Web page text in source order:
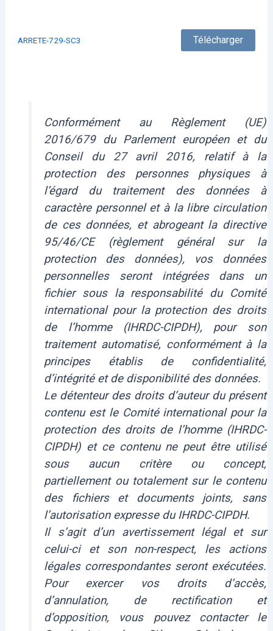
ARRETE-729-SC3 Télécharger
Conformément au Règlement (UE)
2016/679 du Parlement européen et du
Conseil du 27 avril 2016, relatif à la
protection des personnes physiques à
l’égard du traitement des données à
caractère personnel et à la libre circulation
de ces données, et abrogeant la directive
95/46/CE (règlement général sur la
protection des données), vos données
personnelles seront intégrées dans un
fichier sous la responsabilité du Comité
international pour la protection des droits
de l’homme (IHRDC-CIPDH), pour son
traitement automatisé, conformément à la
principes établis de confidentialité,
d’intégrité et de disponibilité des données.
Le détenteur des droits d’auteur du présent
contenu est le Comité international pour la
protection des droits de l’homme (IHRDC-
CIPDH) et ce contenu ne peut être utilisé
sous aucun critère ou concept,
partiellement ou totalement sur le contenu
des fichiers et documents joints, sans
l’autorisation expresse du IHRDC-CIPDH.
Il s’agit d’un avertissement légal et sur
celui-ci et son non-respect, les actions
légales correspondantes seront exécutées.
Pour exercer vos droits d’accès,
d’annulation, de rectification et
d’opposition, vous pouvez contacter le